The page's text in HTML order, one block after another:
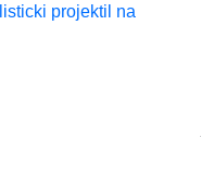
projektil na